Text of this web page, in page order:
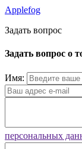
Applefog
Задать вопрос
Задать вопрос о
Имя:
персональных